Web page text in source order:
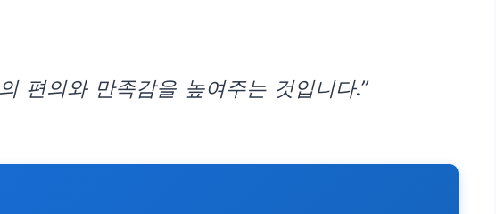
편의와 만족감을 높여주는 것입니다.”